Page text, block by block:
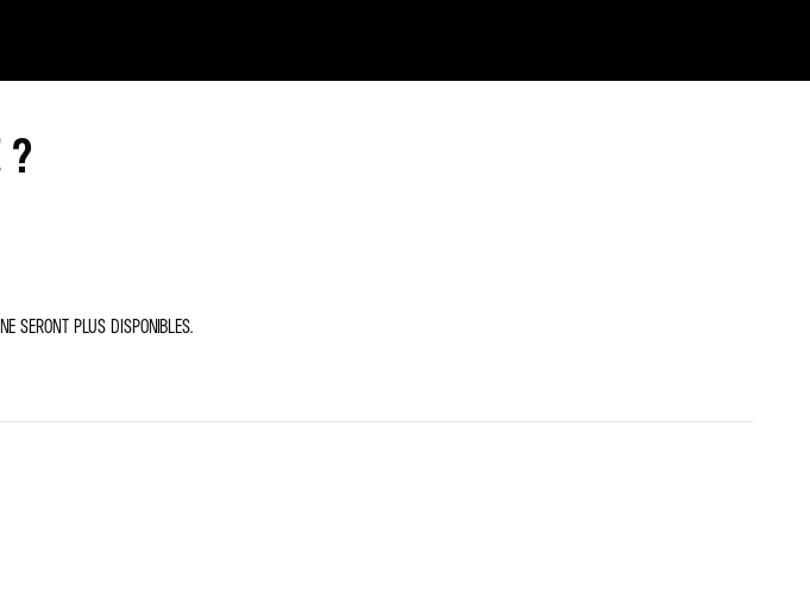
?
SERONT PLUS DISPONIBLES.